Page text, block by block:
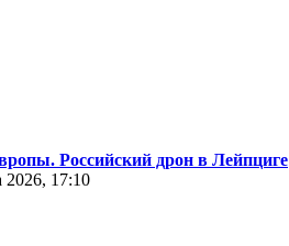
Российский дрон в Лейпциге
2026, 17:10